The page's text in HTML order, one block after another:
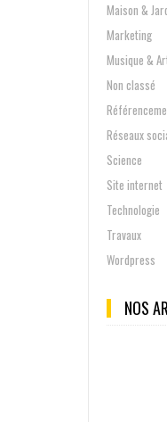
Maison &
Marketing
Musique &
Non classé
Réseaux
Science
Site internet
Technologie
Travaux
Wordpress
NOS